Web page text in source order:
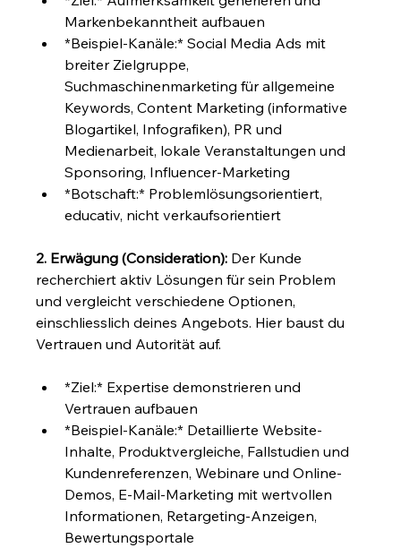
Markenbekanntheit aufbauen
*Beispiel-Kanäle:* Social Media Ads mit
breiter Zielgruppe,
Suchmaschinenmarketing für allgemeine
Keywords, Content Marketing (informative
Blogartikel, Infografiken), PR und
Medienarbeit, lokale Veranstaltungen und
Sponsoring, Influencer-Marketing
*Botschaft:* Problemlösungsorientiert,
educativ, nicht verkaufsorientiert
2. Erwägung (Consideration): Der Kunde
recherchiert aktiv Lösungen für sein Problem
und vergleicht verschiedene Optionen,
einschliesslich deines Angebots. Hier baust du
Vertrauen und Autorität auf.
*Ziel:* Expertise demonstrieren und
Vertrauen aufbauen
*Beispiel-Kanäle:* Detaillierte Website-
Inhalte, Produktvergleiche, Fallstudien und
Kundenreferenzen, Webinare und Online-
Demos, E-Mail-Marketing mit wertvollen
Informationen, Retargeting-Anzeigen,
Bewertungsportale